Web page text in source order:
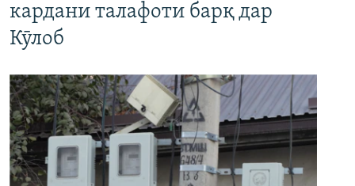
кардани талафоти барқ дар
Кӯлоб